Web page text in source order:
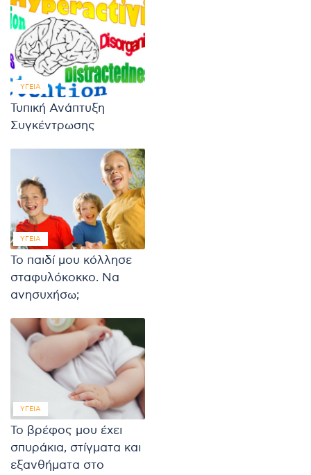
ΥΓΕΊΑ
Τυπική Ανάπτυξη
Συγκέντρωσης
ΥΓΕΊΑ
Το παιδί μου κόλλησε
σταφυλόκοκκο. Να
ανησυχήσω;
ΥΓΕΊΑ
Το βρέφος μου έχει
σπυράκια, στίγματα και
εξανθήματα στο